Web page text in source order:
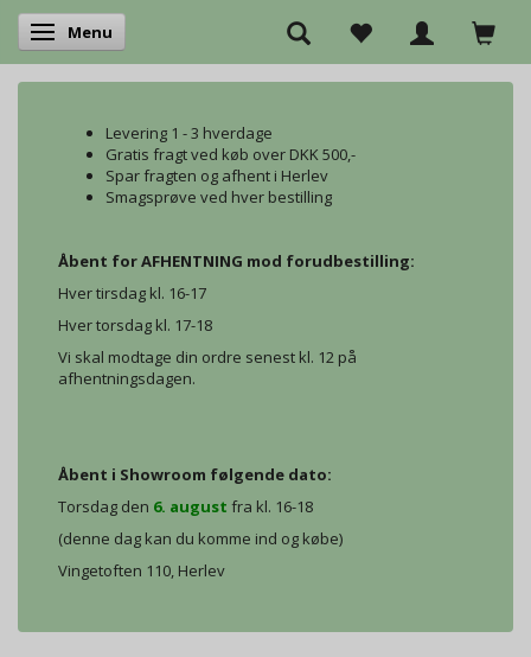
Skifte navigation
Menu
Levering 1 - 3 hverdage
Gratis fragt ved køb over DKK 500,-
Spar fragten og afhent i Herlev
Smagsprøve ved hver bestilling
Åbent for AFHENTNING mod forudbestilling:
Hver tirsdag kl. 16-17
Hver torsdag kl. 17-18
Vi skal modtage din ordre senest kl. 12 på
afhentningsdagen.
Åbent i Showroom følgende dato:
Torsdag den 6. august fra kl. 16-18
(denne dag kan du komme ind og købe)
Vingetoften 110, Herlev